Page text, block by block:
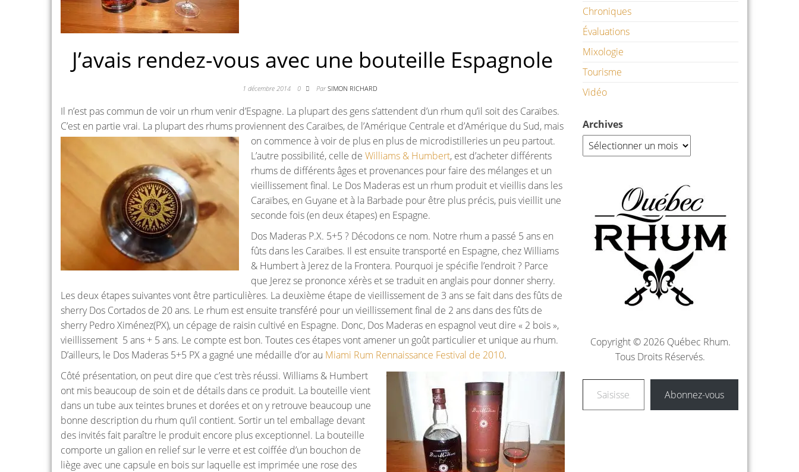
J’avais rendez-vous avec une bouteille Espagnole
1 décembre 2014 0 ParSIMON RICHARD
Il n’est pas commun de voir un rhum venir d’Espagne. La plupart des gens s’attendent d’un rhum qu’il soit des Caraïbes.
C’est en partie vrai. La plupart des rhums proviennent des Caraïbes, de l’Amérique Centrale et d’Amérique du Sud, mais
on commence à voir de plus en plus de microdistilleries un peu partout.
L’autre possibilité, celle de Williams & Humbert, est d’acheter différents
rhums de différents âges et provenances pour faire des mélanges et un
vieillissement final. Le Dos Maderas est un rhum produit et vieillis dans les
Caraïbes, en Guyane et à la Barbade pour être plus précis, puis vieillit une
seconde fois (en deux étapes) en Espagne.
Dos Maderas P.X. 5+5 ? Décodons ce nom. Notre rhum a passé 5 ans en
fûts dans les Caraïbes. Il est ensuite transporté en Espagne, chez Williams
& Humbert à Jerez de la Frontera. Pourquoi je spécifie l’endroit ? Parce
que Jerez se prononce xérès et se traduit en anglais pour donner sherry.
Les deux étapes suivantes vont être particulières. La deuxième étape de vieillissement de 3 ans se fait dans des fûts de
sherry Dos Cortados de 20 ans. Le rhum est ensuite transféré pour un vieillissement final de 2 ans dans des fûts de
sherry Pedro Ximénez(PX), un cépage de raisin cultivé en Espagne. Donc, Dos Maderas en espagnol veut dire « 2 bois »,
vieillissement 5 ans + 5 ans. Le compte est bon. Toutes ces étapes vont amener un goût particulier et unique au rhum.
D’ailleurs, le Dos Maderas 5+5 PX a gagné une médaille d’or au Miami Rum Rennaissance Festival de 2010.
Côté présentation, on peut dire que c’est très réussi. Williams & Humbert
ont mis beaucoup de soin et de détails dans ce produit. La bouteille vient
dans un tube aux teintes brunes et dorées et on y retrouve beaucoup une
bonne description du rhum qu’il contient. Sortir un tel emballage devant
des invités fait paraître le produit encore plus exceptionnel. La bouteille
comporte un galion en relief sur le verre et est coiffée d’un bouchon de
liège avec une capsule en bois sur laquelle est imprimée une rose des
Chroniques
Évaluations
Mixologie
Tourisme
Vidéo
Archives
Copyright © 2026 Québec Rhum.
Tous Droits Réservés.
Abonnez-vous